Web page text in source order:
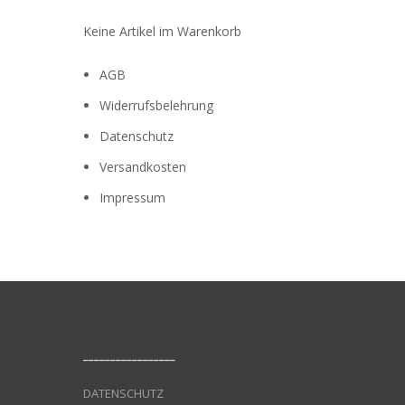
Keine Artikel im Warenkorb
AGB
Widerrufsbelehrung
Datenschutz
Versandkosten
Impressum
DATENSCHUTZ